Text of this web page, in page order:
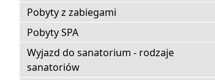
Pobyty z zabiegami
Pobyty SPA
Wyjazd do sanatorium - rodzaje
sanatoriów